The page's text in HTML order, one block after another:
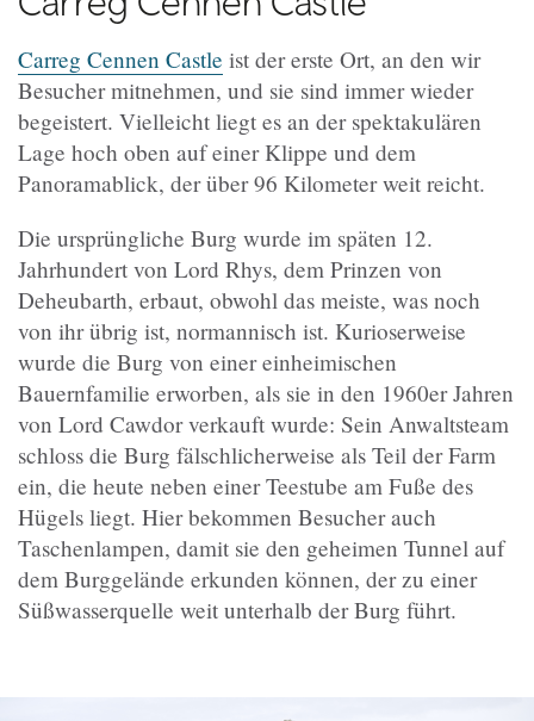
Carreg Cennen Castle ist der erste Ort, an den wir
Besucher mitnehmen, und sie sind immer wieder
begeistert. Vielleicht liegt es an der spektakulären
Lage hoch oben auf einer Klippe und dem
Panoramablick, der über 96 Kilometer weit reicht.
Die ursprüngliche Burg wurde im späten 12.
Jahrhundert von Lord Rhys, dem Prinzen von
Deheubarth, erbaut, obwohl das meiste, was noch
von ihr übrig ist, normannisch ist. Kurioserweise
wurde die Burg von einer einheimischen
Bauernfamilie erworben, als sie in den 1960er Jahren
von Lord Cawdor verkauft wurde: Sein Anwaltsteam
schloss die Burg fälschlicherweise als Teil der Farm
ein, die heute neben einer Teestube am Fuße des
Hügels liegt. Hier bekommen Besucher auch
Taschenlampen, damit sie den geheimen Tunnel auf
dem Burggelände erkunden können, der zu einer
Süßwasserquelle weit unterhalb der Burg führt.